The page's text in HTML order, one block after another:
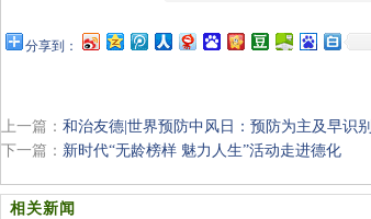
分享到：
上一篇： 和治友德|世界预防中风日：预防为主及早识别
下一篇： 新时代“无龄榜样 魅力人生”活动走进德化
相关新闻